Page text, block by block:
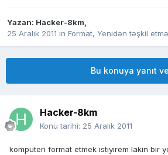
Yazan: Hacker-8km,
25 Aralık 2011 in Format, Yenidən təşkil etmə
Bu konuya yanıt
Hacker-8km
Konu tarihi: 25 Aralık 2011
komputeri format etmek istiyirem lakin bir